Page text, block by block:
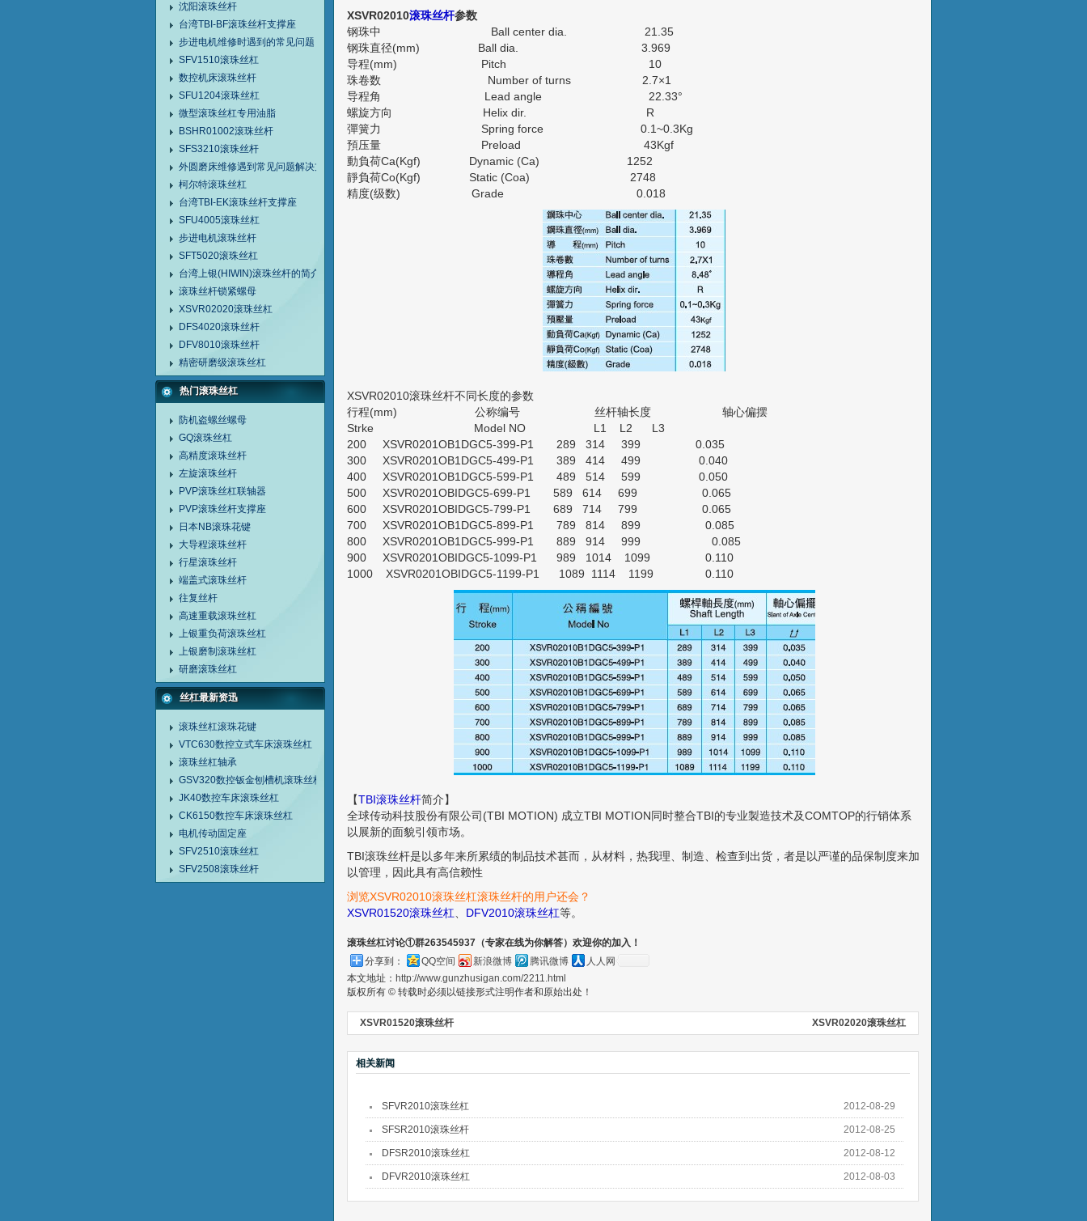
沈阳滚珠丝杆
台湾TBI-BF滚珠丝杆支撑座
步进电机维修时遇到的常见问题
SFV1510滚珠丝杠
数控机床滚珠丝杆
SFU1204滚珠丝杠
微型滚珠丝杠专用油脂
BSHR01002滚珠丝杆
SFS3210滚珠丝杆
外圆磨床维修遇到常见问题解决方法
柯尔特滚珠丝杠
台湾TBI-EK滚珠丝杆支撑座
SFU4005滚珠丝杠
步进电机滚珠丝杆
SFT5020滚珠丝杠
台湾上银(HIWIN)滚珠丝杆的简介
滚珠丝杆锁紧螺母
XSVR02020滚珠丝杠
DFS4020滚珠丝杆
DFV8010滚珠丝杆
精密研磨级滚珠丝杠
热门滚珠丝杠
防机盗螺丝螺母
GQ滚珠丝杠
高精度滚珠丝杆
左旋滚珠丝杆
PVP滚珠丝杠联轴器
PVP滚珠丝杆支撑座
日本NB滚珠花键
大导程滚珠丝杆
行星滚珠丝杆
端盖式滚珠丝杆
往复丝杆
高速重载滚珠丝杠
上银重负荷滚珠丝杠
上银磨制滚珠丝杠
研磨滚珠丝杠
丝杠最新资迅
滚珠丝杠滚珠花键
VTC630数控立式车床滚珠丝杠
滚珠丝杠轴承
GSV320数控钣金刨槽机滚珠丝杠
JK40数控车床滚珠丝杠
CK6150数控车床滚珠丝杠
电机传动固定座
SFV2510滚珠丝杠
SFV2508滚珠丝杆
XSVR02010滚珠丝杆参数
钢珠中 Ball center dia. 21.35
钢珠直径(mm) Ball dia. 3.969
导程(mm) Pitch 10
珠卷数 Number of turns 2.7×1
导程角 Lead angle 22.33°
螺旋方向 Helix dir. R
彈簧力 Spring force 0.1~0.3Kg
預压量 Preload 43Kgf
動負荷Ca(Kgf) Dynamic (Ca) 1252
靜負荷Co(Kgf) Static (Coa) 2748
精度(级数) Grade 0.018
XSVR02010滚珠丝杆不同长度的参数
行程(mm) 公称编号 丝杆轴长度 轴心偏摆
Strke Model NO L1 L2 L3
200 XSVR0201OB1DGC5-399-P1 289 314 399 0.035
300 XSVR0201OB1DGC5-499-P1 389 414 499 0.040
400 XSVR0201OB1DGC5-599-P1 489 514 599 0.050
500 XSVR0201OBIDGC5-699-P1 589 614 699 0.065
600 XSVR0201OBIDGC5-799-P1 689 714 799 0.065
700 XSVR0201OB1DGC5-899-P1 789 814 899 0.085
800 XSVR0201OB1DGC5-999-P1 889 914 999 0.085
900 XSVR0201OBIDGC5-1099-P1 989 1014 1099 0.110
1000 XSVR0201OBIDGC5-1199-P1 1089 1114 1199 0.110
【TBI滚珠丝杆简介】
全球传动科技股份有限公司(TBI MOTION) 成立TBI MOTION同时整合TBI的专业製造技术及COMTOP的行销体系
以展新的面貌引领市场。
TBI滚珠丝杆是以多年来所累绩的制品技术甚而，从材料，热我理、制造、检查到出货，者是以严谨的品保制度来加
以管理，因此具有高信赖性
浏览XSVR02010滚珠丝杠滚珠丝杆的用户还会？
XSVR01520滚珠丝杠
DFV2010滚珠丝杠等。
滚珠丝杠讨论①群263545937（专家在线为你解答）欢迎你的加入！
分享到：
QQ空间 新浪微博 腾讯微博
人人网
本文地址： http://www.gunzhusigan.com/2211.html
版权所有 © 转载时必须以链接形式注明作者和原始出处！
XSVR01520滚珠丝杆 XSVR02020滚珠丝杠
相关新闻
2012-08-29
SFVR2010滚珠丝杠
2012-08-25
SFSR2010滚珠丝杆
2012-08-12
DFSR2010滚珠丝杠
2012-08-03
DFVR2010滚珠丝杠